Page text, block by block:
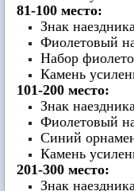
81-100 место:
Знак
Фиолетовый
Набор
Камень
101-200 место:
Знак
Фиолетовый
Синий
Камень
201-300 место:
Знак